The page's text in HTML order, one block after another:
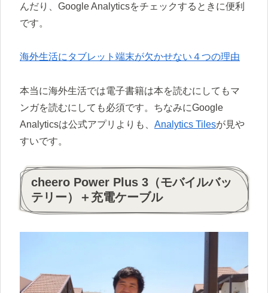
んだり、Google Analyticsをチェックするときに便利
です。
海外生活にタブレット端末が欠かせない４つの理由
本当に海外生活では電子書籍は本を読むにしてもマ
ンガを読むにしても必須です。ちなみにGoogle
Analyticsは公式アプリよりも、 Analytics Tilesが見や
すいです。
cheero Power Plus 3（モバイルバッ
テリー）＋充電ケーブル